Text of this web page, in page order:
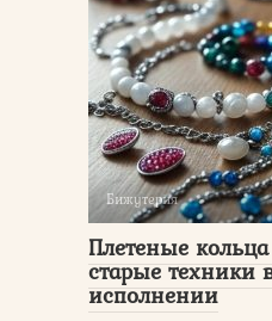
Бижутерия
Плетеные
старые техники
исполнении